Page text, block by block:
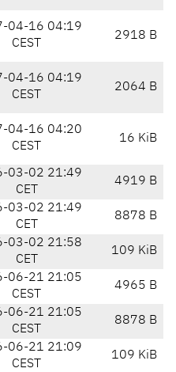
04-16 04:19
CEST
2918 B
04-16 04:19
CEST
2064 B
04-16 04:20
CEST
16 KiB
03-02 21:49
CET
4919 B
03-02 21:49
CET
8878 B
03-02 21:58
CET
109 KiB
06-21 21:05
CEST
4965 B
06-21 21:05
CEST
8878 B
06-21 21:09
CEST
109 KiB